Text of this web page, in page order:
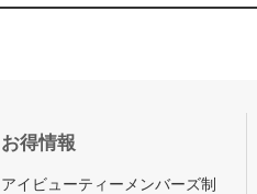
お得情報
アイビューティーメンバーズ制